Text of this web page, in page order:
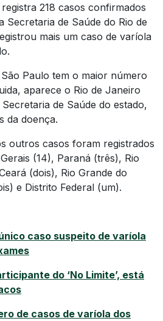
218 casos confirmados
Secretaria de Saúde do Rio de
mais um caso de varíola
Paulo tem o maior número
aparece o Rio de Janeiro
de Saúde do estado,
da doença.
outros casos foram registrados
(14), Paraná (três), Rio
(dois), Rio Grande do
e Distrito Federal (um).
caso suspeito de varíola
do ‘No Limite’, está
de casos de varíola dos